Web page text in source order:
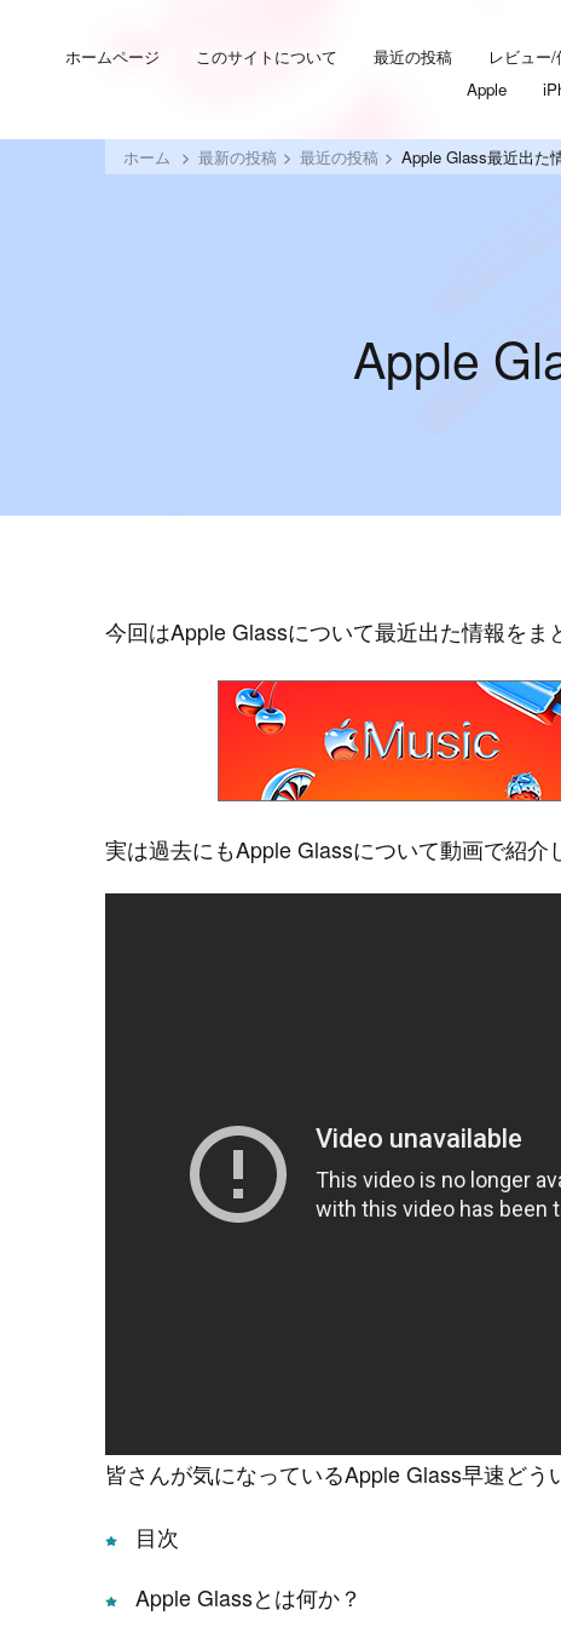
ホームページ このサイトについて 最近の投稿
レビュー
Apple
ホーム 最新の投稿 最近の投稿 Apple Glass最近出た
Apple
今回はApple Glassについて最近出た情報をま
実は過去にもApple Glassについて動画で紹介
皆さんが気になっているApple Glass早速どう
目次
Apple Glassとは何か？